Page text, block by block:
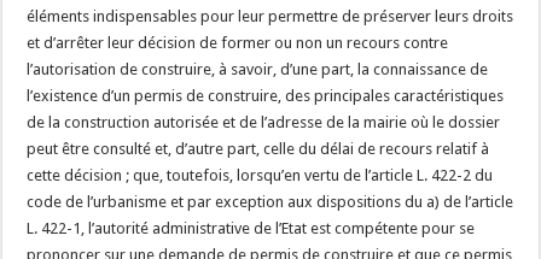
éléments indispensables pour leur permettre de préserver leurs droits
et d’arrêter leur décision de former ou non un recours contre
l’autorisation de construire, à savoir, d’une part, la connaissance de
l’existence d’un permis de construire, des principales caractéristiques
de la construction autorisée et de l’adresse de la mairie où le dossier
peut être consulté et, d’autre part, celle du délai de recours relatif à
cette décision ; que, toutefois, lorsqu’en vertu de l’article L. 422-2 du
code de l’urbanisme et par exception aux dispositions du a) de l’article
L. 422-1, l’autorité administrative de l’Etat est compétente pour se
prononcer sur une demande de permis de construire et que ce permis